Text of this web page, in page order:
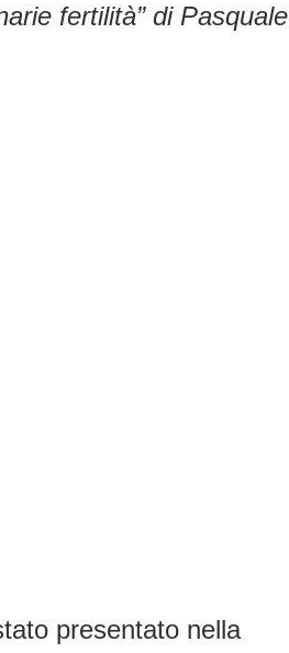
fertilità” di Pasquale
presentato nella